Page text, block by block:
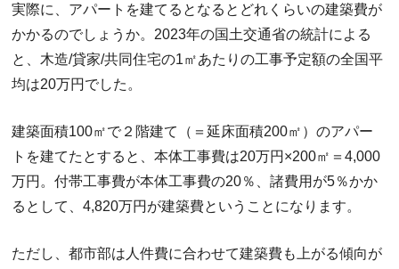
実際に、アパートを建てるとなるとどれくらいの建築費が
かかるのでしょうか。2023年の国土交通省の統計による
と、木造/貸家/共同住宅の1㎡あたりの工事予定額の全国平
均は20万円でした。
建築面積100㎡で２階建て（＝延床面積200㎡）のアパー
トを建てたとすると、本体工事費は20万円×200㎡＝4,000
万円。付帯工事費が本体工事費の20％、諸費用が5％かか
るとして、4,820万円が建築費ということになります。
ただし、都市部は人件費に合わせて建築費も上がる傾向が